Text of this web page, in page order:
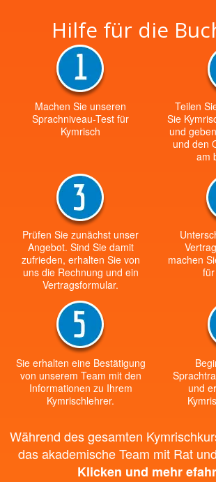
Hilfe für die
Machen Sie unseren
Sprachniveau-Test für
Kymrisch
Teilen
Sie
und
und den
am
Prüfen Sie zunächst unser
Angebot. Sind Sie damit
zufrieden, erhalten Sie von
uns die Rechnung und ein
Vertragsformular.
machen
Sie erhalten eine Bestätigung
von unserem Team mit den
Informationen zu Ihrem
Kymrischlehrer.
und
Während des gesamten
das akademische Team mit Rat
Klicken und mehr